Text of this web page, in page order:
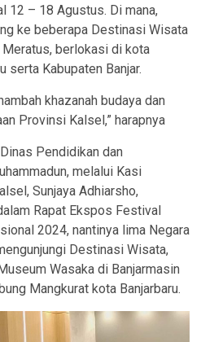
12 – 18 Agustus. Di mana,
ke beberapa Destinasi Wisata
Meratus, berlokasi di kota
serta Kabupaten Banjar.
khazanah budaya dan
Provinsi Kalsel,” harapnya
Pendidikan dan
melalui Kasi
Sunjaya Adhiarsho,
Rapat Ekspos Festival
2024, nantinya lima Negara
Destinasi Wisata,
Wasaka di Banjarmasin
Mangkurat kota Banjarbaru.